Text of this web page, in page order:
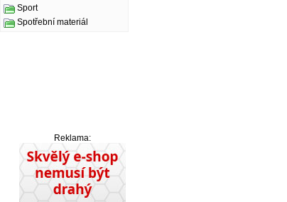
Sport
Spotřební materiál
Reklama: